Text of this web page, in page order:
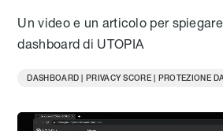
Un video e un articolo per
dashboard di UTOPIA
DASHBOARD | PRIVACY SCORE | PROTEZIONE